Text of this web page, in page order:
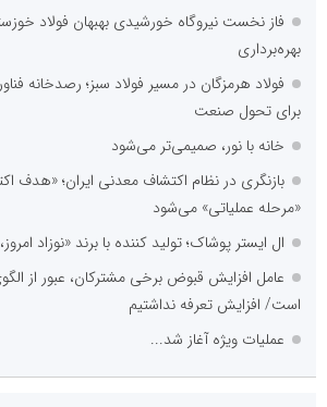
فاز نخست نیروگاه خورشیدی بهبهان فولاد
بهره‌برداری
فولاد هرمزگان در مسیر فولاد سبز؛ رصدخانه
برای تحول صنعت
خانه با نور، صمیمی‌تر می‌شود
بازنگری در نظام اکتشاف معدنی ایران؛ «هدف
«مرحله عملیاتی» می‌شود
ال ایستر پوشاک؛ تولید کننده با برند «نوزاد
عامل افزایش قبوض برخی مشترکان، عبور از
است/ افزایش تعرفه نداشتیم
عملیات ویژه آغاز شد...